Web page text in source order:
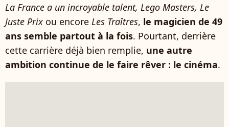
La France a un incroyable talent, Lego Masters, Le
Juste Prix ou encore Les Traîtres, le magicien de 49
ans semble partout à la fois. Pourtant, derrière
cette carrière déjà bien remplie, une autre
ambition continue de le faire rêver : le cinéma.